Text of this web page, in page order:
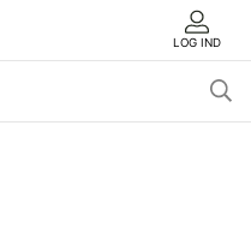
LOG IND